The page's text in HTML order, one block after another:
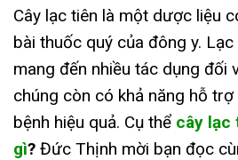
Cây lạc tiên là một dược liệu
bài thuốc quý của đông y.
mang đến nhiều tác dụng đối
chúng còn có khả năng hỗ
bệnh hiệu quả. Cụ thể cây lạc
gì? Đức Thịnh mời bạn đọc